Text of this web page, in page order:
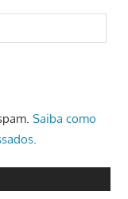
Saiba como
.